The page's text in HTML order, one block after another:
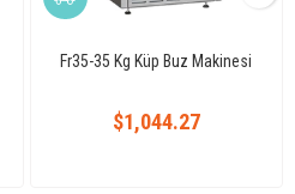
Fr35-35 Kg Küp Buz Makinesi
$1,044.27